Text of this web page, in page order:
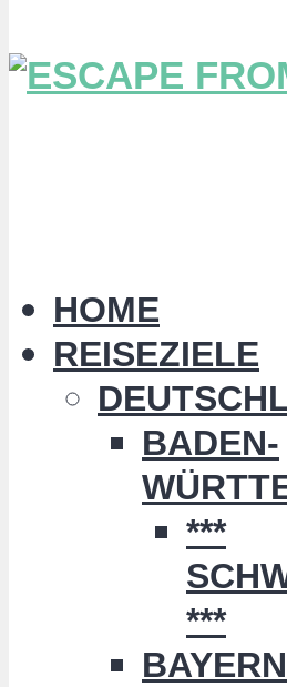
HOME
REISEZIELE
BADEN-
***
***
BAYERN